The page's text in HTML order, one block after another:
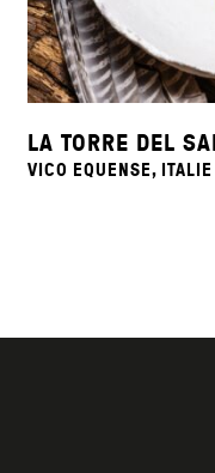
LA TORRE DEL
VICO EQUENSE, ITALIE